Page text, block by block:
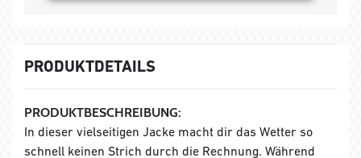
PRODUKTDETAILS
PRODUKTBESCHREIBUNG:
In dieser vielseitigen Jacke macht dir das Wetter so
schnell keinen Strich durch die Rechnung. Während